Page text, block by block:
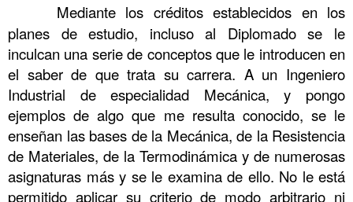
Mediante los créditos establecidos en los
planes de estudio, incluso al Diplomado se le
inculcan una serie de conceptos que le introducen en
el saber de que trata su carrera. A un Ingeniero
Industrial de especialidad Mecánica, y pongo
ejemplos de algo que me resulta conocido, se le
enseñan las bases de la Mecánica, de la Resistencia
de Materiales, de la Termodinámica y de numerosas
asignaturas más y se le examina de ello. No le está
permitido aplicar su criterio de modo arbitrario ni